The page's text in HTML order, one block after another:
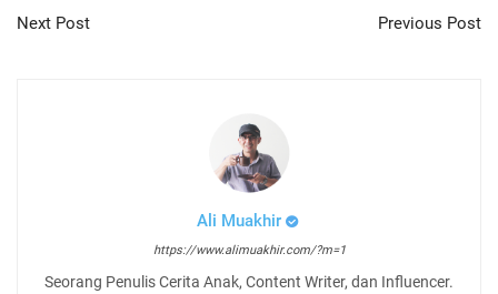
Next Post Previous Post
Ali Muakhir
https://www.alimuakhir.com/?m=1
Seorang Penulis Cerita Anak, Content Writer, dan Influencer.